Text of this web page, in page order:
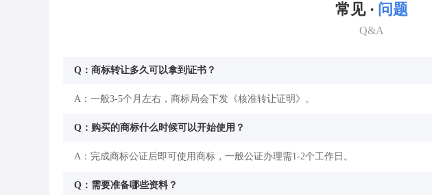
常见 · 问题
Q&A
Q：商标转让多久可以拿到证书？
A：一般3-5个月左右，商标局会下发《核准转让证明》。
Q：购买的商标什么时候可以开始使用？
A：完成商标公证后即可使用商标，一般公证办理需1-2个工作日。
Q：需要准备哪些资料？